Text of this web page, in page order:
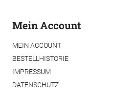
Mein Account
MEIN ACCOUNT
BESTELLHISTORIE
IMPRESSUM
DATENSCHUTZ